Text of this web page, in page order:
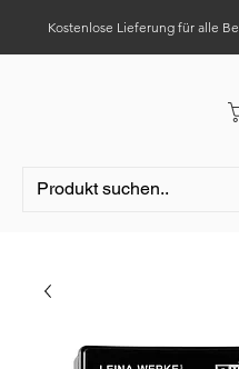
Kostenlose Lieferung für alle